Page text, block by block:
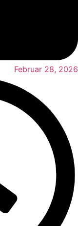
Februar 28, 2026